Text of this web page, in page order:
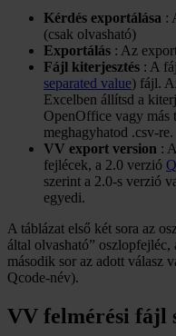
Kérdés exportálása :
(csak olvasható)
Exportálás : Az
Fájl kiterjesztés : A
separated value) fájl.
Excelben állítsd a
OpenOffice vagy más
meghagyhatod .csv-re.
VV export version :
fejlécek, a 2.0 verzió
szerint a 2.0-s verzió
egyedi.
A táblázat első két sora az
által olvasható” oszlopfejléc,
második sor az adott válasz
Qcode-név).
VV felmérési fájl